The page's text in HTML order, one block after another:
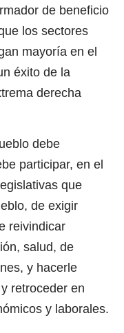
de beneficio
los sectores
mayoría en el
éxito de la
derecha
debe
participar, en el
que
de exigir
reivindicar
salud, de
y hacerle
retroceder en
y laborales.